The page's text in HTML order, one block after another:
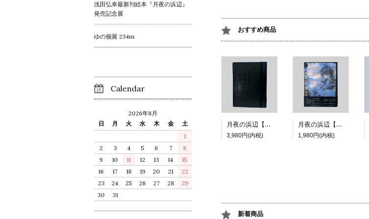
おすすめ商品
月夜の浜辺【特装版】
3,980円(内税)
月夜の浜辺【通常版】
1,980円(内税)
新着商品
浅田弘幸最新刊絵本『月夜の浜辺』
発売記念展
ゆの個展 234m
Calendar
2026年8月
日
月 火 水 木 金
土
1
2
3 4 5 6 7
8
9
10 11 12 13 14
15
16
17 18 19 20 21
22
23
24 25 26 27 28
29
30
31